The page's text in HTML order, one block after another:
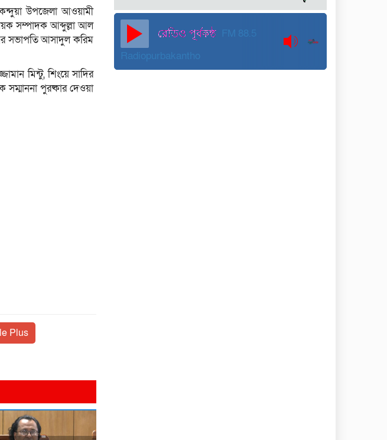
উপজেলা আওয়ামী
সম্পাদক আব্দুল্লা আল
সভাপতি আসাদুল করিম
মিন্টু, শিংয়ে সাদির
পুরষ্কার দেওয়া
Plus
মহাপরিদর্শক বেনজীর আহমেদ
FM 88.5
Radiopurbakantho